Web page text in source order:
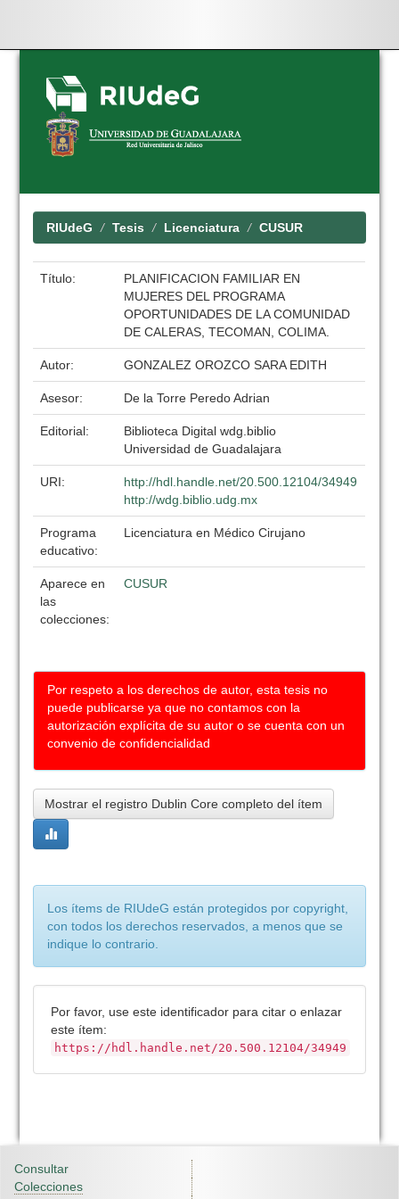
Skip
navigation
RIUdeG Tesis Licenciatura CUSUR
Título:
PLANIFICACION FAMILIAR EN
MUJERES DEL PROGRAMA
OPORTUNIDADES DE LA COMUNIDAD
DE CALERAS, TECOMAN, COLIMA.
Autor: GONZALEZ OROZCO SARA EDITH
Asesor: De la Torre Peredo Adrian
Editorial:
Biblioteca Digital wdg.biblio
Universidad de Guadalajara
URI:
http://hdl.handle.net/20.500.12104/34949
http://wdg.biblio.udg.mx
Programa
educativo:
Licenciatura en Médico Cirujano
Aparece en
las
colecciones:
CUSUR
Por respeto a los derechos de autor, esta tesis no
puede publicarse ya que no contamos con la
autorización explícita de su autor o se cuenta con un
convenio de confidencialidad
Mostrar el registro Dublin Core completo del ítem
Los ítems de RIUdeG están protegidos por copyright,
con todos los derechos reservados, a menos que se
indique lo contrario.
Por favor, use este identificador para citar o enlazar
este ítem:
https://hdl.handle.net/20.500.12104/34949
Consultar
Colecciones